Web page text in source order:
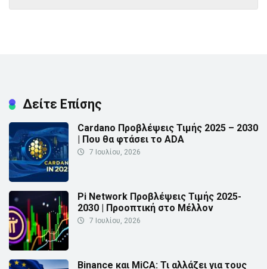
Δείτε Επίσης
Cardano Προβλέψεις Τιμής 2025 – 2030
| Που θα φτάσει το ADA
7 Ιουλίου, 2026
Pi Network Προβλέψεις Τιμής 2025-
2030 | Προοπτική στο Μέλλον
7 Ιουλίου, 2026
Binance και MiCA: Τι αλλάζει για τους